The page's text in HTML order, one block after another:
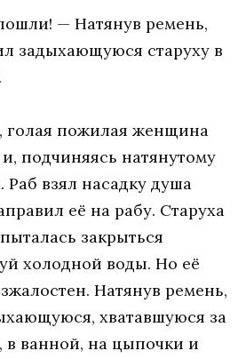
— Натянув ремень,
задыхающуюся старуху в
голая пожилая женщина
подчиняясь натянутому
взял насадку душа
её на рабу. Старуха
закрыться
холодной воды. Но её
Натянув ремень,
хватавшуюся за
в ванной, на цыпочки и